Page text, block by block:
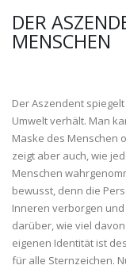
DER
MENSCHEN
Der Aszendent
Umwelt verhält. Man
Maske des Menschen
zeigt aber auch, wie
Menschen
bewusst, denn die
Inneren verborgen
darüber, wie viel
eigenen Identität ist
für alle Sternzeichen.